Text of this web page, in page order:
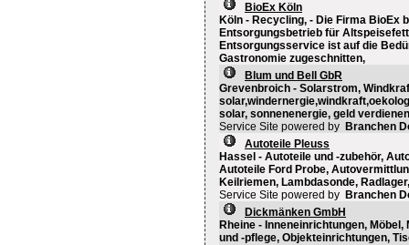
BioEx Köln
Köln - Recycling, - Die Firma BioEx
Entsorgungsbetrieb für
Entsorgungsservice ist auf die
Gastronomie zugeschnitten,
Blum und Bell GbR
Grevenbroich - Solarstrom,
solar, sonnenenergie, geld
Service Site powered by Branchen
Autoteile Pleuss
Hassel - Autoteile und -zubehör,
Autoteile Ford Probe,
Keilriemen, Lambdasonde,
Service Site powered by Branchen
Dickmänken GmbH
Rheine - Inneneinrichtungen,
und -pflege, Objekteinrichtungen,